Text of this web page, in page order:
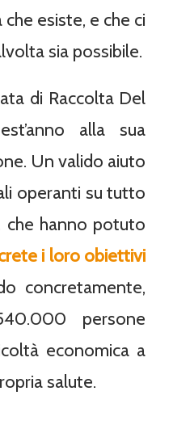
esiste, e che ci
sia possibile.
di Raccolta Del
alla sua
Un valido aiuto
operanti su tutto
che hanno potuto
i loro obiettivi
concretamente,
persone
economica a
salute.